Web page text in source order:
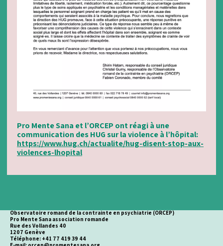
Pro Mente Sana et l’ORCEP ont réagi à une
communication des HUG sur la violence à l’hôpital:
https://www.hug.ch/actualite/hug-disent-stop-aux-
violences-lhopital
Observatoire romand de la contrainte en psychiatrie (ORCEP)
Pro Mente Sana association romande
Rue des Vollandes 40
1207 Genève
Téléphone: +41 77 419 39 44